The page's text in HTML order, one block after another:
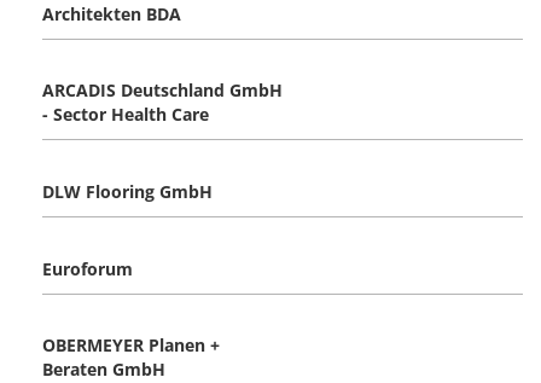
Architekten BDA
ARCADIS Deutschland GmbH
- Sector Health Care
DLW Flooring GmbH
Euroforum
OBERMEYER Planen +
Beraten GmbH